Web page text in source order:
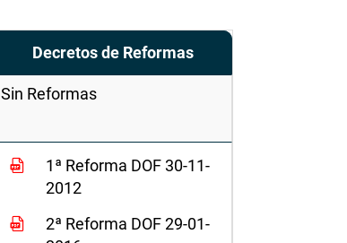
Decretos de Reformas
Sin Reformas
1ª Reforma DOF 30-11-
2012
2ª Reforma DOF 29-01-